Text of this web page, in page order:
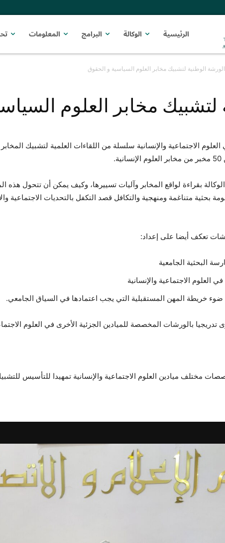
الرئيسية الوكالة البرامج المعلومات
الورشة الوطنية لتشبيك مخابر العلوم السياسية و الحقوق
لتشبيك مخابر العلوم
الاجتماعية والإنسانية سلسلة من اللقاءات العلمية لتشبيك المخابر
بقراءة لواقع المخابر وآليات تسييرها، وكيف يمكن أن تتحول هذه
بحثية متناغمة ومنهجية والتكافل قصد التكفل بالتحديات الاجتماعية
تعكف أيضا على إعداد:
البحثية الجامعية
الاجتماعية والإنسانية
خريطة المهن المستقبلية التي يجب اعتمادها في السياق الجامعي.
بالورشات المخصصة للميادين الجزئية الأخرى في العلوم
مختلف ميادين العلوم الاجتماعية والإنسانية تمهيدا للتأسيس